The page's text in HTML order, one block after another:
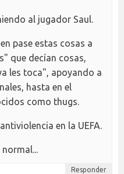
al jugador Saul.
pase estas cosas a
que decían cosas,
les toca", apoyando a
hasta en el
como thugs.
en la UEFA.
Responder